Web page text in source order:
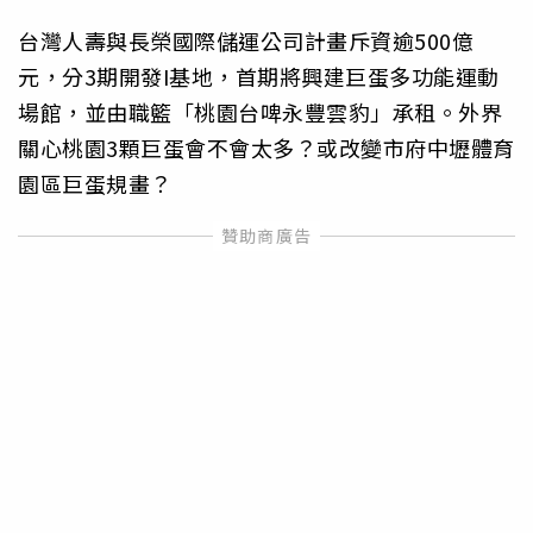
台灣人壽與長榮國際儲運公司計畫斥資逾500億
元，分3期開發I基地，首期將興建巨蛋多功能運動
場館，並由職籃「桃園台啤永豐雲豹」承租。外界
關心桃園3顆巨蛋會不會太多？或改變市府中壢體育
園區巨蛋規畫？